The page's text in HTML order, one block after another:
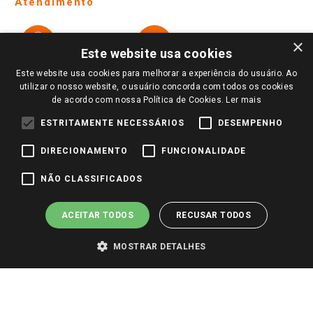
Notícias
Perguntas frequentes
Trabalhe Conosco
Formas de Pagamento
Políticas de entrega
Trocas e Devoluções
Vendas Online
Ouvidoria
Redes Sociais
×
Este website usa cookies
Este website usa cookies para melhorar a experiência do usuário. Ao
utilizar o nosso website, o usuário concorda com todos os cookies
de acordo com nossa Política de Cookies. Ler mais
ESTRITAMENTE NECESSÁRIOS DESEMPENHO
DIRECIONAMENTO FUNCIONALIDADE
NÃO CLASSIFICADOS
ACEITAR TODOS RECUSAR TODOS
MOSTRAR DETALHES